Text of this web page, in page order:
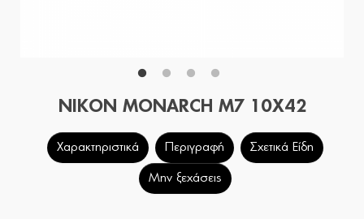
NIKON MONARCH M7 10X42
Χαρακτηριστικά Περιγραφή Σχετικά Είδη
Μην ξεχάσεις